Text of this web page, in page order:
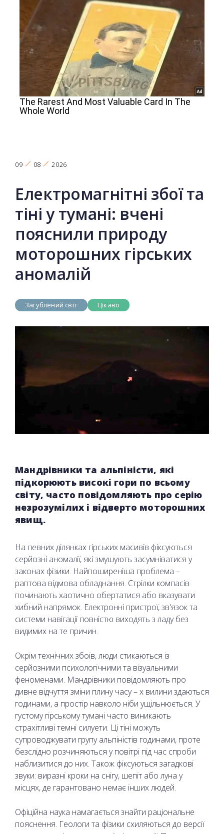
09 08 2026
Електромагнітні збої та
тіні у тумані: вчені
пояснили природу
моторошних гірських
аномалій
Загублений світ Цікаво
Мандрівники та альпіністи, які
підкорюють високі гори по всьому
світу, часто повідомляють про серію
незрозумілих і відверто моторошних
явищ.
На певних ділянках гірських масивів фіксуються
серйозні аномалії, які змушують засумніватися у
законах фізики. Найпоширеніша проблема –
раптова відмова обладнання. Стрілки компасів
починають хаотично обертатися або вказувати
хибний напрямок. Електронні пристрої, зв'язок та
системи навігації повністю виходять з ладу без
видимих на те причин.
Окрім технічних збоїв, люди стикаються із
серйозними психологічними та візуальними
феноменами. Мандрівники повідомляють про
дивне відчуття зміни плину часу – х вилини здаються
годинами, а простір навколо ніби ущільнюється. У
густому гірському тумані часто виникають
страхітливі темні силуети. Ці тіні можуть
супроводжувати групу альпіністів годинами, проте
безслідно розчиняються у повітрі під час спроби
наблизитися до них. Також фіксуються загадкові
звуки: виразні кроки на снігу, шепіт або луна у
місцях, де гарантовано немає інших людей.
Офіційна наука намагається знайти раціональне
пояснення. Геологи та фізики схиляються до версії